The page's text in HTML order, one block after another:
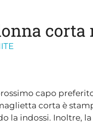
corta
capo
corta è
la indossi. Inoltre,